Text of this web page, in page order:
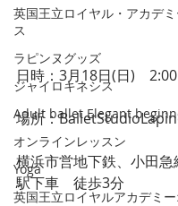
英国王立ロイヤル・アカデ
ス
ラピンヌグッズ
ジャイロキネシス
Adult ballet Elegant
オンラインレッスン
Yoga
英国王立ロイヤルアカデミ
日時：3月18日(日)　
場所：
横浜市営地下鉄、小田急
駅下車　徒歩3分